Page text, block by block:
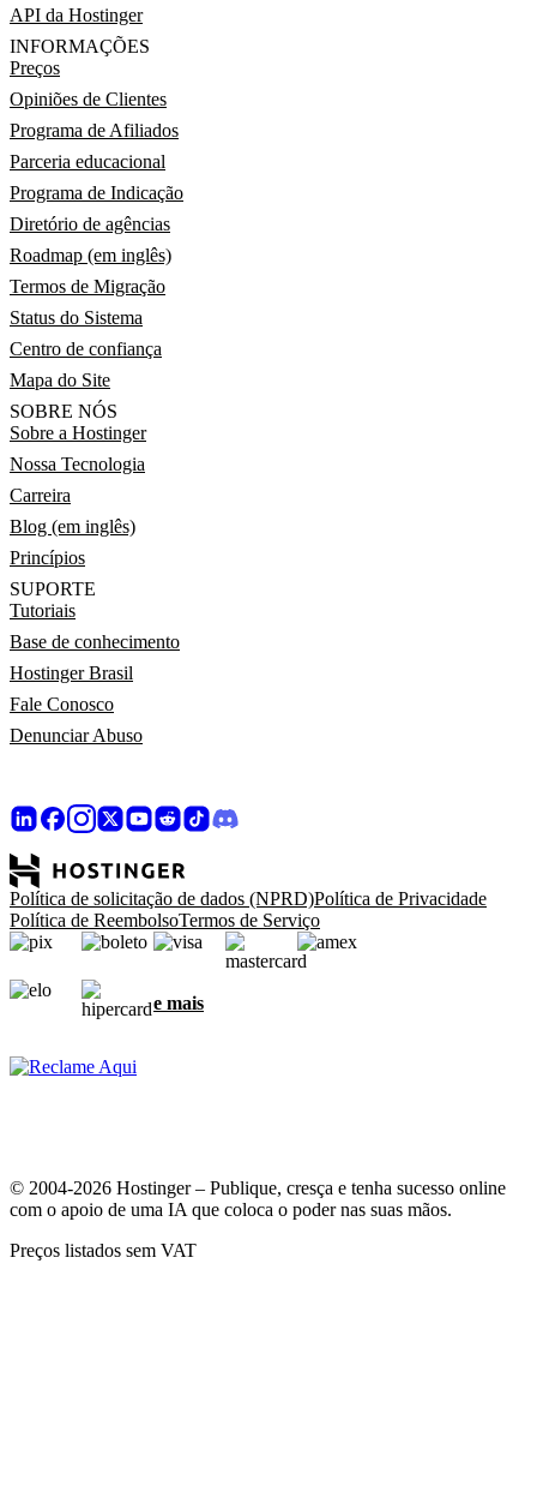
API da Hostinger
INFORMAÇÕES
Preços
Opiniões de Clientes
Programa de Afiliados
Parceria educacional
Programa de Indicação
Diretório de agências
Roadmap (em inglês)
Termos de Migração
Status do Sistema
Centro de confiança
Mapa do Site
SOBRE NÓS
Sobre a Hostinger
Nossa Tecnologia
Carreira
Blog (em inglês)
Princípios
SUPORTE
Tutoriais
Base de conhecimento
Hostinger Brasil
Fale Conosco
Denunciar Abuso
Política de solicitação de dados (NPRD)Política de Privacidade
Política de ReembolsoTermos de Serviço
e mais
© 2004-2026 Hostinger – Publique, cresça e tenha sucesso online
com o apoio de uma IA que coloca o poder nas suas mãos.
Preços listados sem VAT